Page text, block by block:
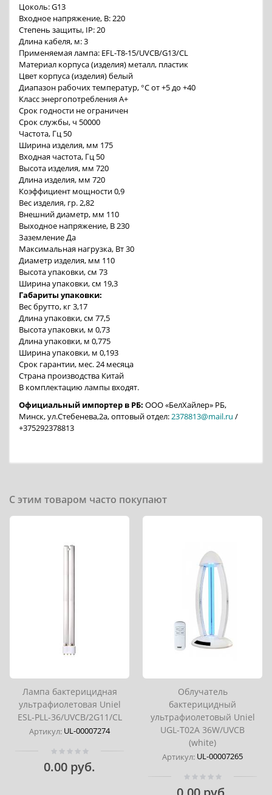
Цоколь: G13
Входное напряжение, В: 220
Степень защиты, IP: 20
Длина кабеля, м: 3
Применяемая лампа: EFL-T8-15/UVCB/G13/CL
Материал корпуса (изделия) металл, пластик
Цвет корпуса (изделия) белый
Диапазон рабочих температур, °С от +5 до +40
Класс энергопотребления A+
Срок годности не ограничен
Срок службы, ч 50000
Частота, Гц 50
Ширина изделия, мм 175
Входная частота, Гц 50
Высота изделия, мм 720
Длина изделия, мм 720
Коэффициент мощности 0,9
Вес изделия, гр. 2,82
Внешний диаметр, мм 110
Выходное напряжение, В 230
Заземление Да
Максимальная нагрузка, Вт 30
Диаметр изделия, мм 110
Высота упаковки, см 73
Ширина упаковки, см 19,3
Габариты упаковки:
Вес брутто, кг 3,17
Длина упаковки, см 77,5
Высота упаковки, м 0,73
Длина упаковки, м 0,775
Ширина упаковки, м 0,193
Срок гарантии, мес. 24 месяца
Страна производства Китай
В комплектацию лампы входят.
Официальный импортер в РБ: ООО «БелХайлер» РБ,
Минск, ул.Стебенева,2а, оптовый отдел:2378813@mail.ru /
+375292378813
С этим товаром часто покупают
Лампа бактерицидная
ультрафиолетовая Uniel
ESL-PLL-36/UVCB/2G11/CL
Артикул: UL-00007274
0.00 руб.
Облучатель
бактерицидный
ультрафиолетовый Uniel
UGL-T02A 36W/UVCB
(white)
Артикул: UL-00007265